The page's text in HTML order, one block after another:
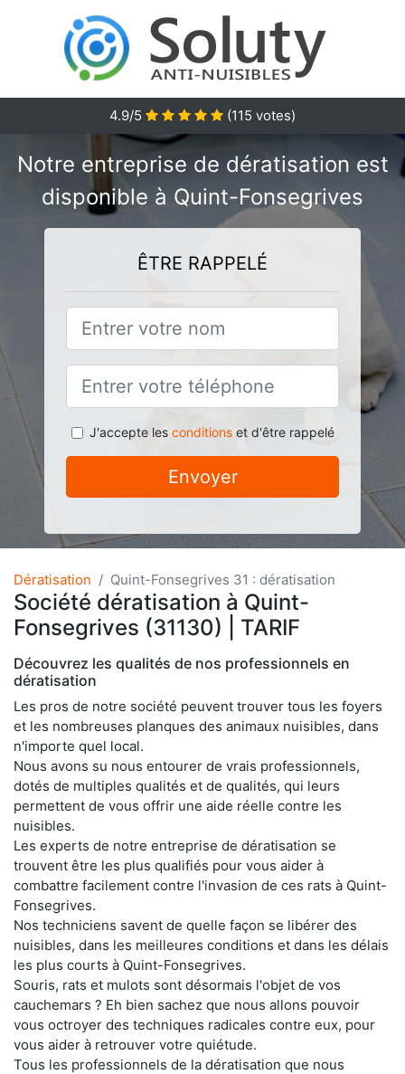
4.9/5 (115 votes)
Notre entreprise de dératisation est
disponible à Quint-Fonsegrives
ÊTRE RAPPELÉ
J'accepte les conditionset d'être rappelé
Envoyer
Dératisation Quint-Fonsegrives 31 : dératisation
Société dératisation à Quint-
Fonsegrives (31130) | TARIF
Découvrez les qualités de nos professionnels en
dératisation
Les pros de notre société peuvent trouver tous les foyers
et les nombreuses planques des animaux nuisibles, dans
n'importe quel local.
Nous avons su nous entourer de vrais professionnels,
dotés de multiples qualités et de qualités, qui leurs
permettent de vous offrir une aide réelle contre les
nuisibles.
Les experts de notre entreprise de dératisation se
trouvent être les plus qualifiés pour vous aider à
combattre facilement contre l'invasion de ces rats à Quint-
Fonsegrives.
Nos techniciens savent de quelle façon se libérer des
nuisibles, dans les meilleures conditions et dans les délais
les plus courts à Quint-Fonsegrives.
Souris, rats et mulots sont désormais l'objet de vos
cauchemars ? Eh bien sachez que nous allons pouvoir
vous octroyer des techniques radicales contre eux, pour
vous aider à retrouver votre quiétude.
Tous les professionnels de la dératisation que nous